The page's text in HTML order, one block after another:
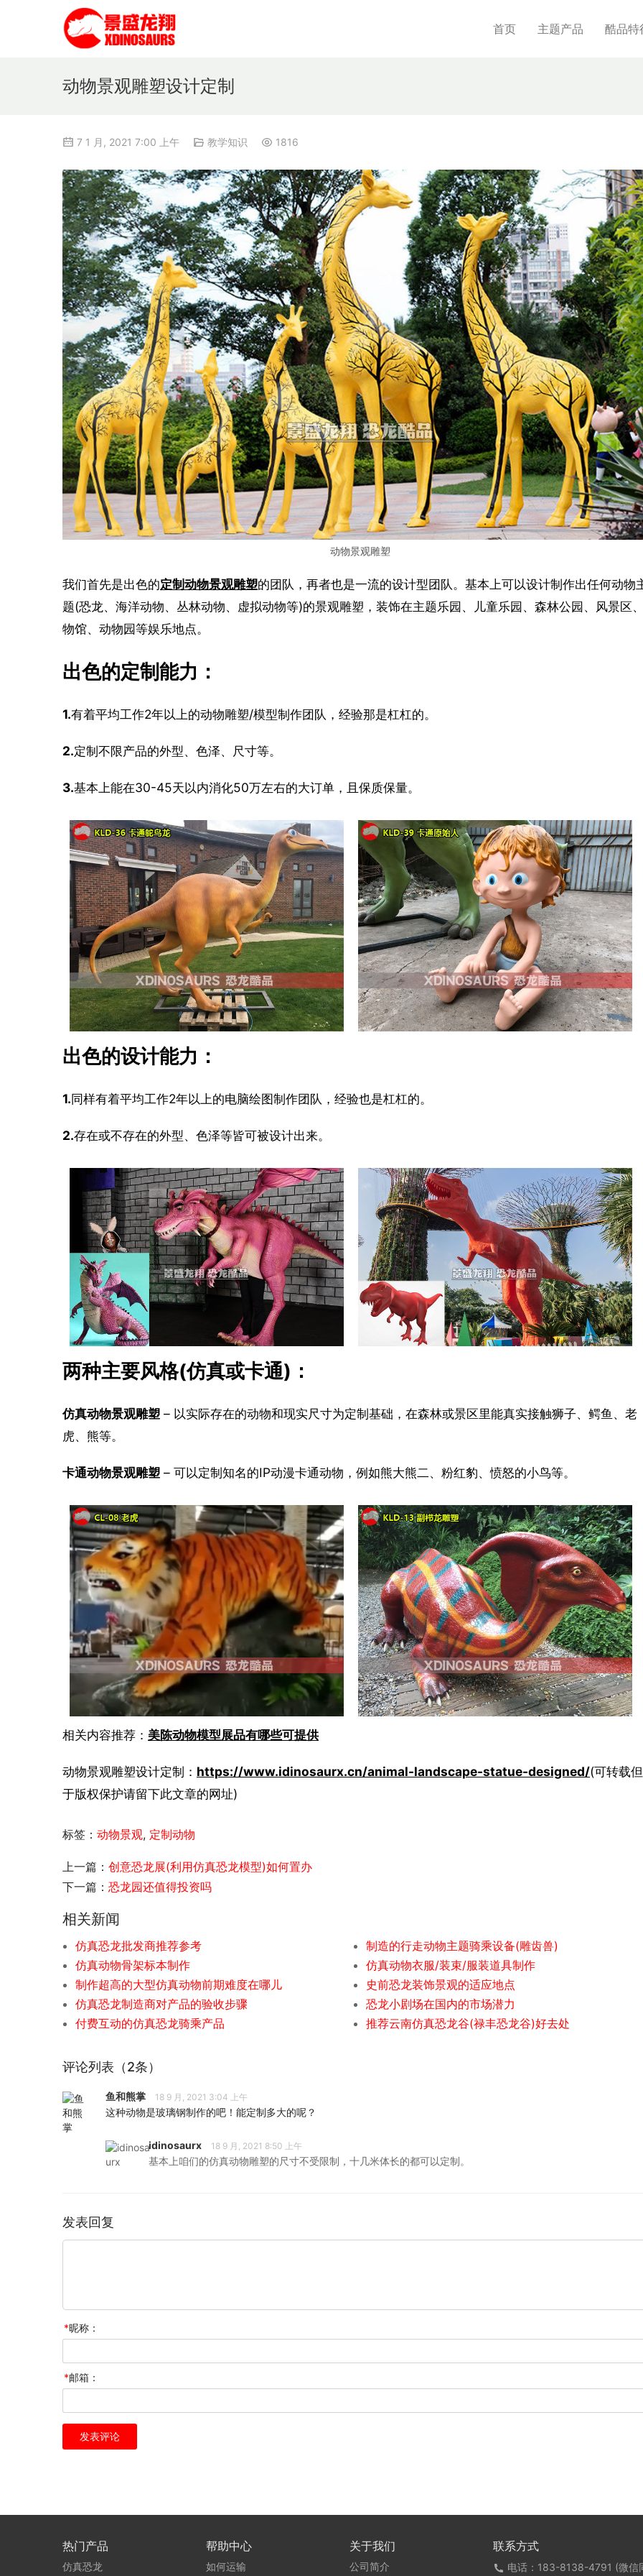
首页 主题产品 酷品特
动物景观雕塑设计定制
7 1 月, 2021 7:00 上午 教学知识 1816
动物景观雕塑
我们首先是出色的定制动物景观雕塑的团队，再者也是一流的设计型团队。基本上可以设计制作出任何动物
题(恐龙、海洋动物、丛林动物、虚拟动物等)的景观雕塑，装饰在主题乐园、儿童乐园、森林公园、风景区
物馆、动物园等娱乐地点。
出色的定制能力：
1.有着平均工作2年以上的动物雕塑/模型制作团队，经验那是杠杠的。
2.定制不限产品的外型、色泽、尺寸等。
3.基本上能在30-45天以内消化50万左右的大订单，且保质保量。
出色的设计能力：
1.同样有着平均工作2年以上的电脑绘图制作团队，经验也是杠杠的。
2.存在或不存在的外型、色泽等皆可被设计出来。
两种主要风格(仿真或卡通)：
仿真动物景观雕塑 – 以实际存在的动物和现实尺寸为定制基础，在森林或景区里能真实接触狮子、鳄鱼、老
虎、熊等。
卡通动物景观雕塑 – 可以定制知名的IP动漫卡通动物，例如熊大熊二、粉红豹、愤怒的小鸟等。
相关内容推荐： 美陈动物模型展品有哪些可提供
动物景观雕塑设计定制： https://www.idinosaurx.cn/animal-landscape-statue-designed/(可转载
于版权保护请留下此文章的网址)
标签： 动物景观, 定制动物
上一篇： 创意恐龙展(利用仿真恐龙模型)如何置办
下一篇： 恐龙园还值得投资吗
相关新闻
仿真恐龙批发商推荐参考
制造的行走动物主题骑乘设备(雕齿兽)
仿真动物骨架标本制作
仿真动物衣服/装束/服装道具制作
制作超高的大型仿真动物前期难度在哪儿
史前恐龙装饰景观的适应地点
仿真恐龙制造商对产品的验收步骤
恐龙小剧场在国内的市场潜力
付费互动的仿真恐龙骑乘产品
推荐云南仿真恐龙谷(禄丰恐龙谷)好去处
评论列表（2条）
鱼和熊掌 18 9 月, 2021 3:04 上午
这种动物是玻璃钢制作的吧！能定制多大的呢？
idinosaurx 18 9 月, 2021 8:50 上午
基本上咱们的仿真动物雕塑的尺寸不受限制，十几米体长的都可以定制。
发表回复
*昵称：
*邮箱：
热门产品
仿真恐龙
帮助中心
如何运输
关于我们
公司简介
联系方式
电话：183-8138-4791 (微信